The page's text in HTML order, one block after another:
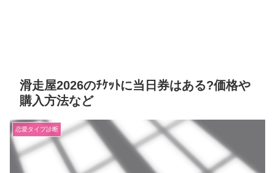
滑走屋2026のﾁｹｯﾄに当日券はある?価格や
購入方法など
恋愛タイプ診断